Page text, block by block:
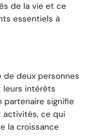
de la vie et ce
essentiels à
de deux personnes
intérêts
partenaire signifie
activités, ce qui
la croissance